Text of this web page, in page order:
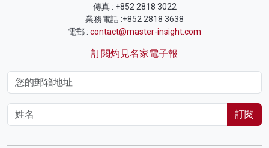
傳真 : +852 2818 3022
業務電話 :+852 2818 3638
電郵 : contact@master-insight.com
訂閱灼見名家電子報
訂閱